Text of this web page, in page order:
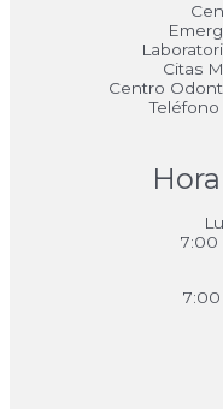
Citas
Centro
Teléfono
7:00
7:00